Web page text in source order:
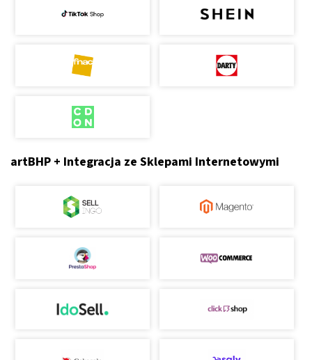
artBHP + Integracja ze Sklepami Internetowymi